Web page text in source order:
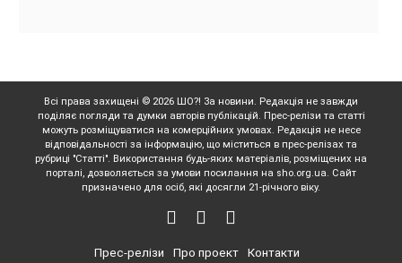
Всі права захищені © 2026 ШО?! За новини. Редакція не завжди
поділяє погляди та думки авторів публікацій. Прес-релізи та статті
можуть розміщуватися на комерційних умовах. Редакція не несе
відповідальності за інформацію, що міститься в прес-релізах та
рубриці "Статті". Використання будь-яких матеріалів, розміщених на
порталі, дозволяється за умови посилання на sho.org.ua. Сайт
призначено для осіб, які досягли 21-річного віку.
Прес-релізи Про проект
Контакти